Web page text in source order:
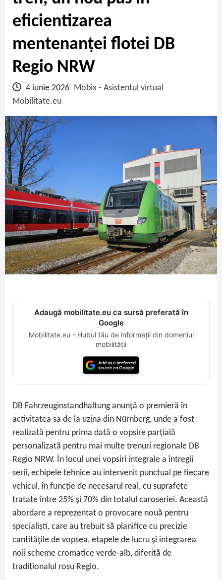
eficientizarea
mentenanței flotei DB
Regio NRW
4 iunie 2026 Mobix - Asistentul virtual
Mobilitate.eu
Adaugă mobilitate.eu ca sursă preferată în
Google
Mobilitate.eu - Hubul tău de informații din domeniul
mobilității
DB Fahrzeuginstandhaltung anunță o premieră în
activitatea sa de la uzina din Nürnberg, unde a fost
realizată pentru prima dată o vopsire parțială
personalizată pentru mai multe trenuri regionale DB
Regio NRW. În locul unei vopsiri integrale a întregii
serii, echipele tehnice au intervenit punctual pe fiecare
vehicul, în funcție de necesarul real, cu suprafețe
tratate între 25% și 70% din totalul caroseriei. Această
abordare a reprezentat o provocare nouă pentru
specialiști, care au trebuit să planifice cu precizie
cantitățile de vopsea, etapele de lucru și integrarea
noii scheme cromatice verde‑alb, diferită de
tradiționalul roșu Regio.